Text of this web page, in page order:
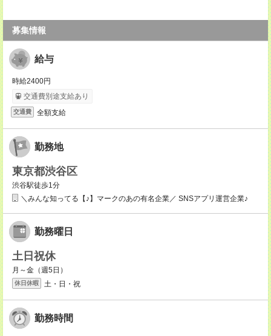
募集情報
給与
時給2400円
交通費別途支給あり
交通費 全額支給
勤務地
東京都渋谷区
渋谷駅徒歩1分
＼みんな知ってる【♪】マークのあの有名企業／ SNSアプリ運営企業♪
勤務曜日
土日祝休
月～金（週5日）
休日休暇 土・日・祝
勤務時間